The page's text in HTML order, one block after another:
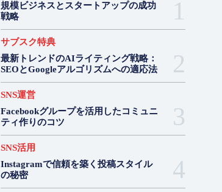
規模ビジネスとスタートアップの成功
戦略
サブスク特典
最新トレンドのAIライティング戦略：
SEOとGoogleアルゴリズムへの適応法
SNS運営
Facebookグループを活用したコミュニ
ティ作りのコツ
SNS活用
Instagramで信頼を築く投稿スタイル
の秘密